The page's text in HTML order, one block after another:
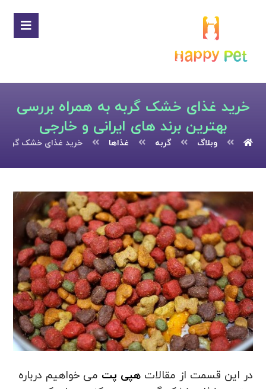
خرید غذای خشک گربه به همراه بررسی
بهترین برند های ایرانی و خارجی
وبلاگ گربه غذاها خرید غذای خشک گربه
در این قسمت از مقالاتهپی پت می خواهیم درباره